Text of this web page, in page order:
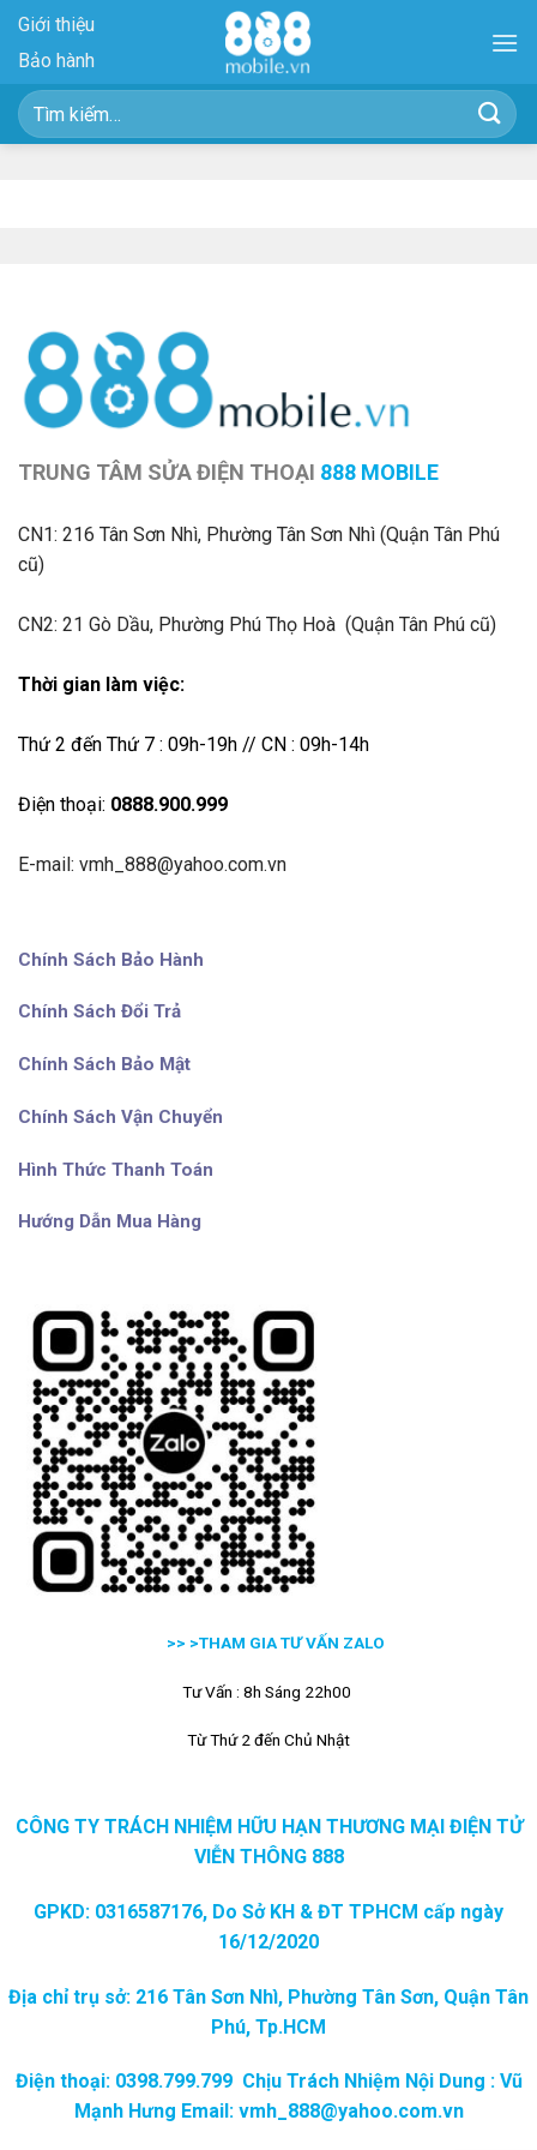
Skip
content
Giới thiệu
Bảo hành
Tìm
kiếm:
TRUNG TÂM SỬA ĐIỆN THOẠI 888 MOBILE
CN1: 216 Tân Sơn Nhì, Phường Tân Sơn Nhì (Quận Tân Phú
cũ)
CN2: 21 Gò Dầu, Phường Phú Thọ Hoà (Quận Tân Phú cũ)
Thời gian làm việc:
Thứ 2 đến Thứ 7 : 09h-19h // CN : 09h-14h
Điện thoại: 0888.900.999
E-mail: vmh_888@yahoo.com.vn
Chính Sách Bảo Hành
Chính Sách Đổi Trả
Chính Sách Bảo Mật
Chính Sách Vận Chuyển
Hình Thức Thanh Toán
Hướng Dẫn Mua Hàng
>> >THAM GIA TƯ VẤN ZALO
Tư Vấn : 8h Sáng 22h00
Từ Thứ 2 đến Chủ Nhật
CÔNG TY TRÁCH NHIỆM HỮU HẠN THƯƠNG MẠI ĐIỆN TỬ
VIỄN THÔNG 888
GPKD: 0316587176, Do Sở KH & ĐT TPHCM cấp ngày
16/12/2020
Địa chỉ trụ sở: 216 Tân Sơn Nhì, Phường Tân Sơn, Quận Tân
Phú, Tp.HCM
Điện thoại: 0398.799.799 Chịu Trách Nhiệm Nội Dung : Vũ
Mạnh Hưng Email: vmh_888@yahoo.com.vn